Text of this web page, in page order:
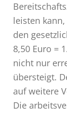
leisten
den
8,50 Euro =
nicht nur
übersteigt.
auf weitere
Die